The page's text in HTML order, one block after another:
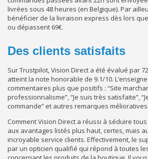
livrées sous 48 heures (en Belgique). Par
bénéficier de la livraison express dès lors
ou dépassent 69€.
Des clients satisfaits
Sur Trustpilot, Vision Direct a été évalué par
atteint la note honorable de 9.1/10.
commentaires plus que positifs : “Site
professionnalisme”, “Je suis très satisfaite”,
commande” et autres remarques mélioratives.
Comment Vision Direct a réussi à séduire
aux avantages listés plus haut, certes, mais
incroyable service clients. Effectivement, le
par un opticien qualifié qui répond à toutes